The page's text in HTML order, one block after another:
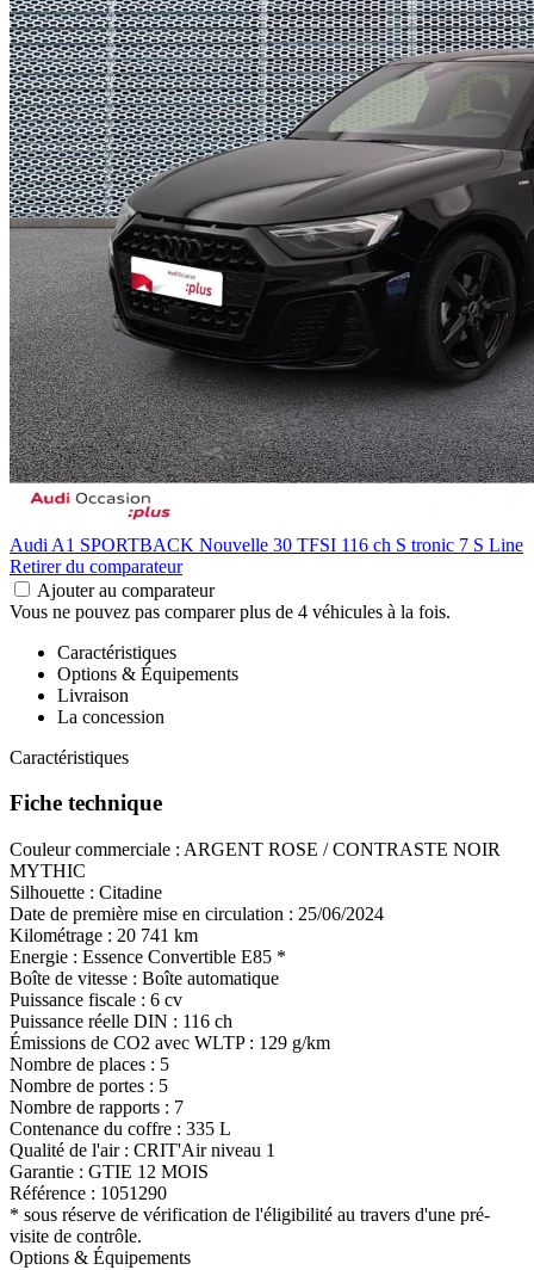
Audi A1 SPORTBACK Nouvelle 30 TFSI 116 ch S tronic 7 S Line
Retirer du comparateur
Ajouter au comparateur
Vous ne pouvez pas comparer plus de 4 véhicules à la fois.
Caractéristiques
Options & Équipements
Livraison
La concession
Caractéristiques
Fiche technique
Couleur commerciale : ARGENT ROSE / CONTRASTE NOIR
MYTHIC
Silhouette : Citadine
Date de première mise en circulation : 25/06/2024
Kilométrage : 20 741 km
Energie : Essence Convertible E85 *
Boîte de vitesse : Boîte automatique
Puissance fiscale : 6 cv
Puissance réelle DIN : 116 ch
Émissions de CO2 avec WLTP : 129 g/km
Nombre de places : 5
Nombre de portes : 5
Nombre de rapports : 7
Contenance du coffre : 335 L
Qualité de l'air : CRIT'Air niveau 1
Garantie : GTIE 12 MOIS
Référence : 1051290
* sous réserve de vérification de l'éligibilité au travers d'une pré-
visite de contrôle.
Options & Équipements